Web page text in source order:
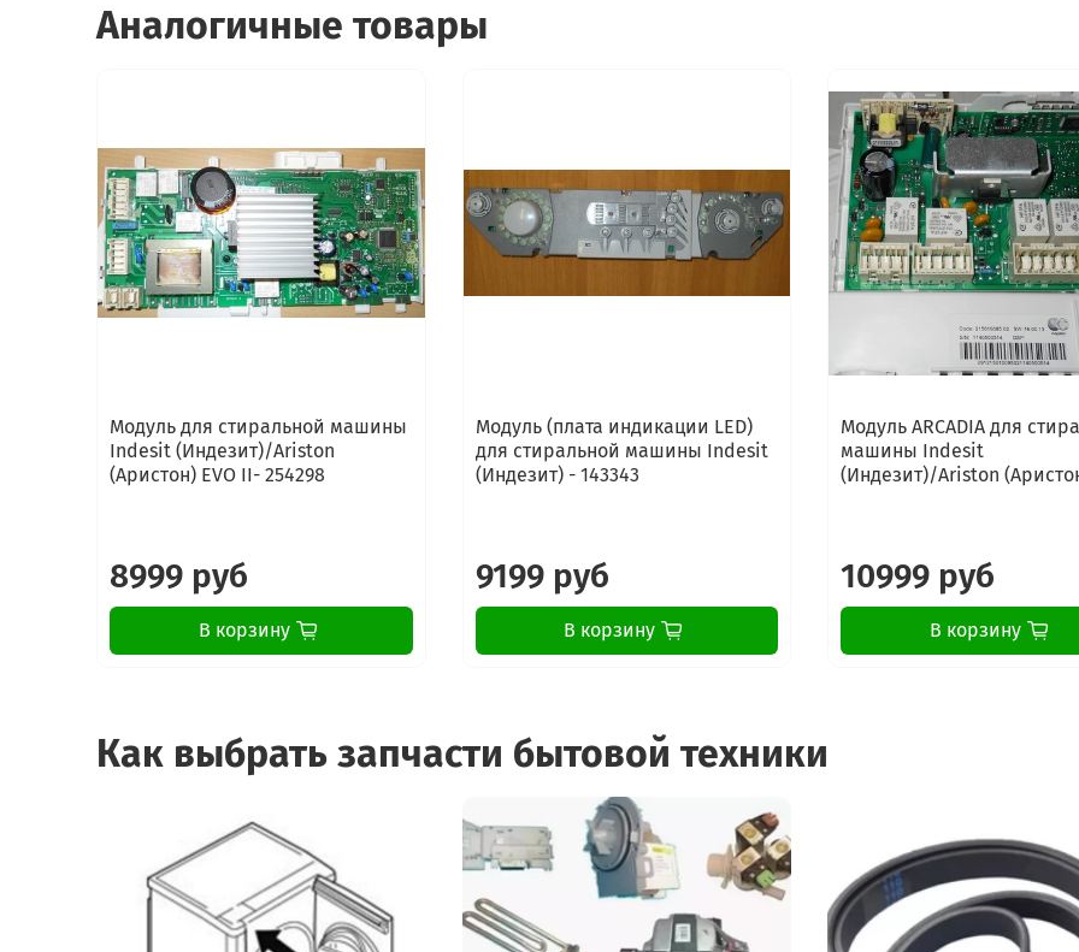
Аналогичные товары
Модуль для стиральной машины
Indesit (Индезит)/Ariston
(Аристон) EVO II- 254298
8999 руб
В корзину
Модуль (плата индикации LED)
для стиральной машины Indesit
(Индезит) - 143343
9199 руб
В корзину
Модуль ARCADIA для
машины Indesit
(Индезит)/Ariston
10999 руб
В корзину
Как выбрать запчасти бытовой техники